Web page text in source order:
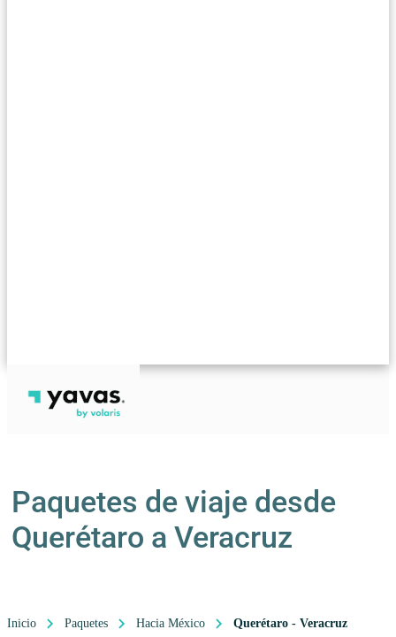
Paquetes de viaje desde
Querétaro a Veracruz
Inicio Paquetes Hacia México Querétaro - Veracruz